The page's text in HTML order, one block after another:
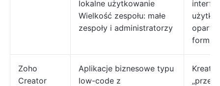
lokalne użytkowanie
Wielkość zespołu: małe
zespoły i administratorzy
oparty
Zoho
Creator
Aplikacje biznesowe typu
low-code z